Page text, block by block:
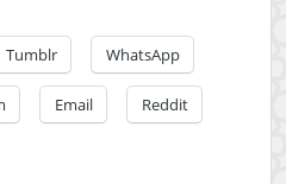
Tumblr WhatsApp
Email Reddit